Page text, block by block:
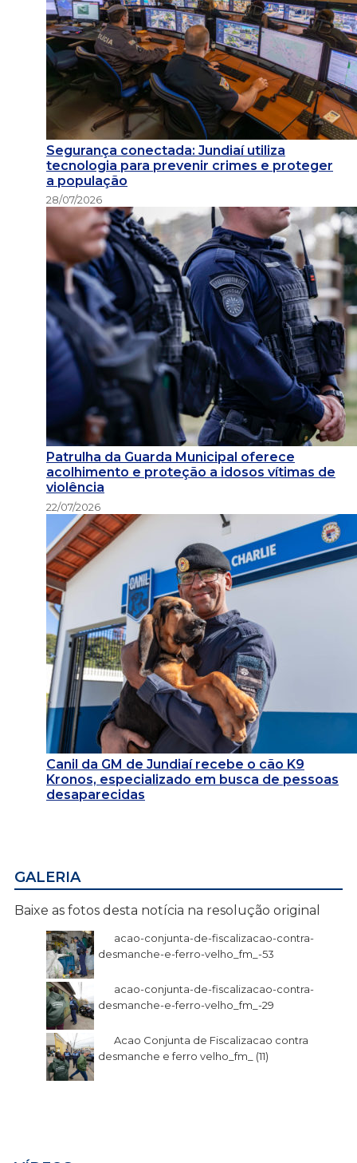
Segurança conectada: Jundiaí utiliza
tecnologia para prevenir crimes e proteger
a população
28/07/2026
Patrulha da Guarda Municipal oferece
acolhimento e proteção a idosos vítimas de
violência
22/07/2026
Canil da GM de Jundiaí recebe o cão K9
Kronos, especializado em busca de pessoas
desaparecidas
GALERIA
Baixe as fotos desta notícia na resolução original
acao-conjunta-de-fiscalizacao-contra-
desmanche-e-ferro-velho_fm_-53
acao-conjunta-de-fiscalizacao-contra-
desmanche-e-ferro-velho_fm_-29
Acao Conjunta de Fiscalizacao contra
desmanche e ferro velho_fm_ (11)